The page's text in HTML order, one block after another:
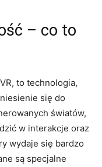
– co to
to technologia,
się do
światów,
w interakcje oraz
wydaje się bardzo
są specjalne